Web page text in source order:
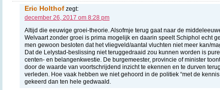
Eric Holthof zegt:
december 26, 2017 om 8:28 pm
Altijd die eeuwige groei-theorie. Alsofmje terug gaat naar de
Welvaart zonder groei is prima mogelijk en daarin speelt Schiphol echt
men gewoon besloten dat het vliegveld/aantal vluchten niet meer kan/
Dat de Lelystad-beslissing niet teruggedraaid zou kunnen worden is
centen- en belangenkwestie. De burgemeester, provincie of minister
door de waarde van voortschrijdend inzicht te ekennen en te durven
verleden. Hoe vaak hebben we niet gehoord in de politiek “met de
gekeerd dan ten hele gedwaald.